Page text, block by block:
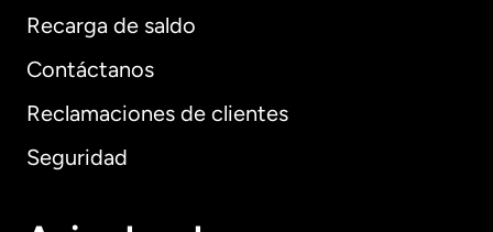
Recarga de saldo
Contáctanos
Reclamaciones de clientes
Seguridad